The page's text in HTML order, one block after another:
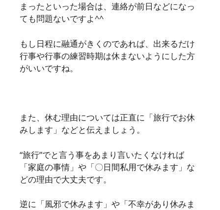
まったといった場合は、連絡が前日などになっ
ても問題ないですよ^^
もし日程に融通がきくのであれば、出来るだけ
行事や行事の練習時期は休まないようにした方
がいいですね。
また、休む理由については正直に「旅行でお休
みします」などと伝えましょう。
“旅行”でと言う事をあまり言いたくなければ
「家庭の事情」や「〇日間私用で休みます」な
どの理由で大丈夫です。
逆に「風邪で休みます」や「不幸があり休みま